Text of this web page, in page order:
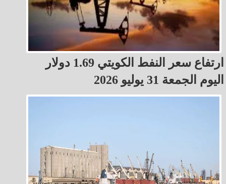
ارتفاع سعر النفط الكويتي 1.69 دولار
اليوم الجمعة 31 يوليو 2026